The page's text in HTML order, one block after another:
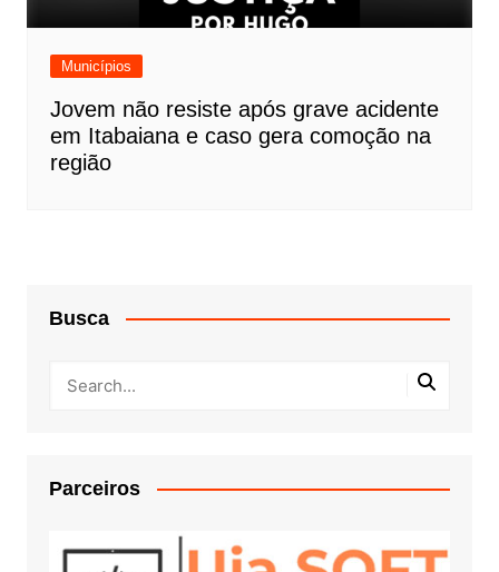
Municípios
Jovem não resiste após grave acidente
em Itabaiana e caso gera comoção na
região
Busca
Parceiros